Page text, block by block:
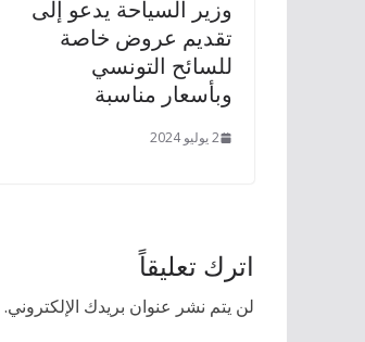
وزير السياحة يدعو إلى
تقديم عروض خاصة
للسائح التونسي
وبأسعار مناسبة
2 يوليو 2024
اترك تعليقاً
لن يتم نشر عنوان بريدك الإلكتروني.